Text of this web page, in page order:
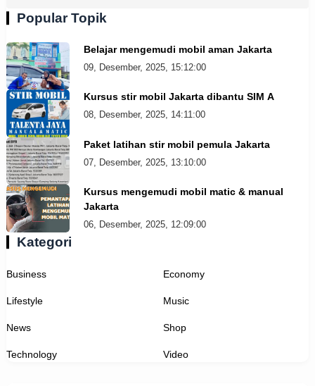
Popular Topik
Belajar mengemudi mobil aman Jakarta
09, Desember, 2025, 15:12:00
Kursus stir mobil Jakarta dibantu SIM A
08, Desember, 2025, 14:11:00
Paket latihan stir mobil pemula Jakarta
07, Desember, 2025, 13:10:00
Kursus mengemudi mobil matic & manual
Jakarta
06, Desember, 2025, 12:09:00
Kategori
Business Economy
Lifestyle Music
News Shop
Technology Video